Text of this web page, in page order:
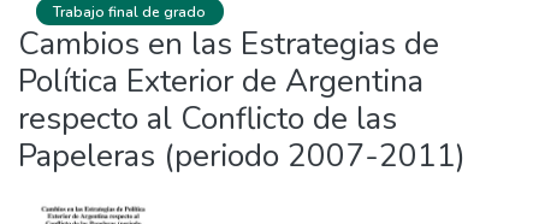
Trabajo final de grado
Cambios en las Estrategias de
Política Exterior de Argentina
respecto al Conflicto de las
Papeleras (periodo 2007-2011)